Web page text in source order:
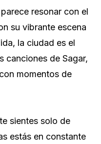
resonar con el
su vibrante escena
la ciudad es el
canciones de Sagar,
momentos de
sientes solo de
estás en constante